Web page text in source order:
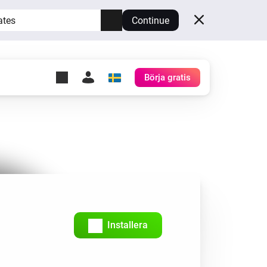
Continue
Kör Homey på din hårdvara.
Börja gratis
Installera